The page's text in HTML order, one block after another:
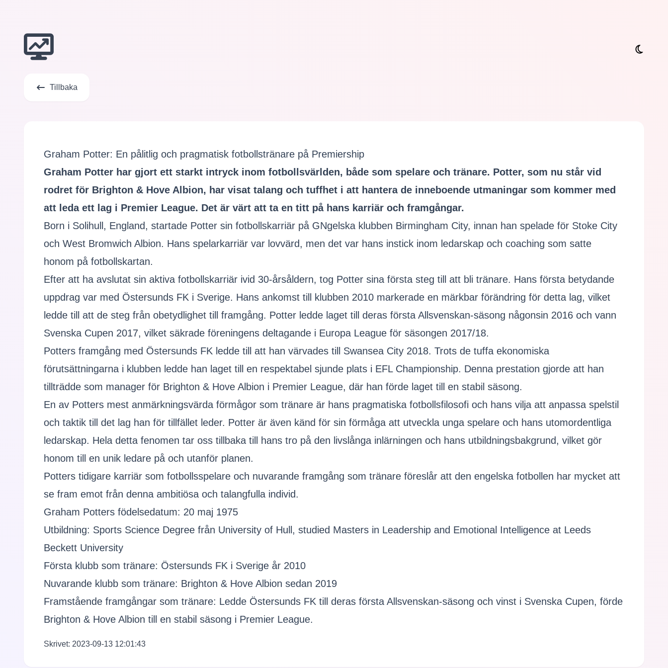
Tillbaka
Graham Potter: En pålitlig och pragmatisk fotbollstränare på Premiership
Graham Potter har gjort ett starkt intryck inom fotbollsvärlden, både som spelare och tränare. Potter, som nu står vid
rodret för Brighton & Hove Albion, har visat talang och tuffhet i att hantera de inneboende utmaningar som kommer med
att leda ett lag i Premier League. Det är värt att ta en titt på hans karriär och framgångar.
Born i Solihull, England, startade Potter sin fotbollskarriär på GNgelska klubben Birmingham City, innan han spelade för Stoke City
och West Bromwich Albion. Hans spelarkarriär var lovvärd, men det var hans instick inom ledarskap och coaching som satte
honom på fotbollskartan.
Efter att ha avslutat sin aktiva fotbollskarriär ivid 30-årsåldern, tog Potter sina första steg till att bli tränare. Hans första betydande
uppdrag var med Östersunds FK i Sverige. Hans ankomst till klubben 2010 markerade en märkbar förändring för detta lag, vilket
ledde till att de steg från obetydlighet till framgång. Potter ledde laget till deras första Allsvenskan-säsong någonsin 2016 och vann
Svenska Cupen 2017, vilket säkrade föreningens deltagande i Europa League för säsongen 2017/18.
Potters framgång med Östersunds FK ledde till att han värvades till Swansea City 2018. Trots de tuffa ekonomiska
förutsättningarna i klubben ledde han laget till en respektabel sjunde plats i EFL Championship. Denna prestation gjorde att han
tillträdde som manager för Brighton & Hove Albion i Premier League, där han förde laget till en stabil säsong.
En av Potters mest anmärkningsvärda förmågor som tränare är hans pragmatiska fotbollsfilosofi och hans vilja att anpassa spelstil
och taktik till det lag han för tillfället leder. Potter är även känd för sin förmåga att utveckla unga spelare och hans utomordentliga
ledarskap. Hela detta fenomen tar oss tillbaka till hans tro på den livslånga inlärningen och hans utbildningsbakgrund, vilket gör
honom till en unik ledare på och utanför planen.
Potters tidigare karriär som fotbollsspelare och nuvarande framgång som tränare föreslår att den engelska fotbollen har mycket att
se fram emot från denna ambitiösa och talangfulla individ.
Graham Potters födelsedatum: 20 maj 1975
Utbildning: Sports Science Degree från University of Hull, studied Masters in Leadership and Emotional Intelligence at Leeds
Beckett University
Första klubb som tränare: Östersunds FK i Sverige år 2010
Nuvarande klubb som tränare: Brighton & Hove Albion sedan 2019
Framstående framgångar som tränare: Ledde Östersunds FK till deras första Allsvenskan-säsong och vinst i Svenska Cupen, förde
Brighton & Hove Albion till en stabil säsong i Premier League.
Skrivet: 2023-09-13 12:01:43